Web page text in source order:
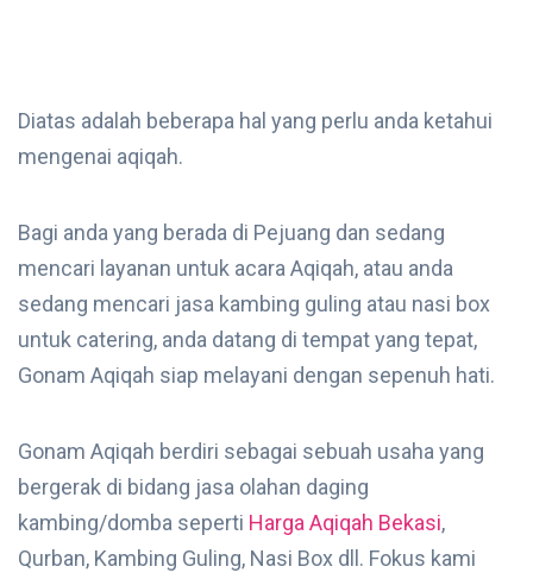
Diatas adalah beberapa hal yang perlu anda ketahui
mengenai aqiqah.
Bagi anda yang berada di Pejuang dan sedang
mencari layanan untuk acara Aqiqah, atau anda
sedang mencari jasa kambing guling atau nasi box
untuk catering, anda datang di tempat yang tepat,
Gonam Aqiqah siap melayani dengan sepenuh hati.
Gonam Aqiqah berdiri sebagai sebuah usaha yang
bergerak di bidang jasa olahan daging
kambing/domba seperti Harga Aqiqah Bekasi,
Qurban, Kambing Guling, Nasi Box dll. Fokus kami